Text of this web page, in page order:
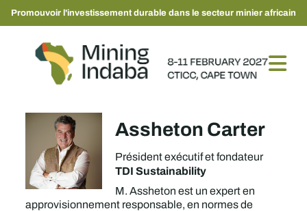
Promouvoir l'investissement durable dans le secteur minier africain
Assheton Carter
Président exécutif et fondateur
TDI Sustainability
M. Assheton est un expert en
approvisionnement responsable, en normes de